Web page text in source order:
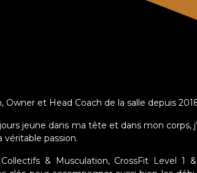
Owner et Head Coach de la salle depuis
jeune dans ma tête et dans mon corps,
passion.
& Musculation, CrossFit Level 1